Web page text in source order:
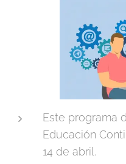
Este programa
Educación
14 de abril.